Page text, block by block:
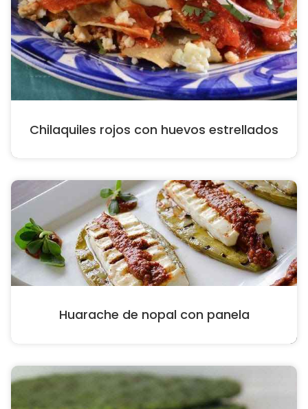
Chilaquiles rojos con huevos estrellados
Huarache de nopal con panela